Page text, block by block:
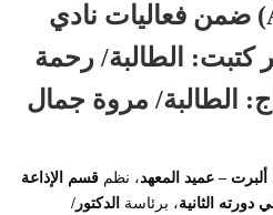
العالي للإعلام (AMI) ضمن فعاليات نادي
كتبت: الطالبة/ رحمة
الطالبة/ مروة جمال
ألبرت – عميد المعهد، نظم قسم الإذاعة
دورته الثانية، برئاسة الدكتور/